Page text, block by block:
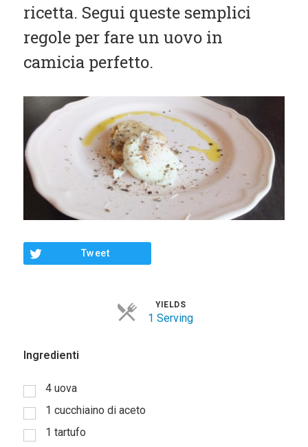
Light
Panini
Vegetariane
Varie
Chi Sono
Contattami
ricetta. Segui queste semplici
regole per fare un uovo in
camicia perfetto.
Tweet
YIELDS
1 Serving
Ingredienti
4 uova
1 cucchiaino di aceto
1 tartufo